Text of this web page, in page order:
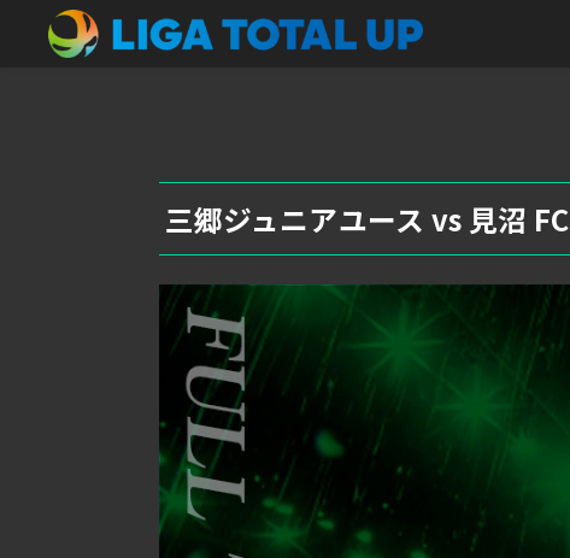
三郷ジュニアユース vs 見沼 FC